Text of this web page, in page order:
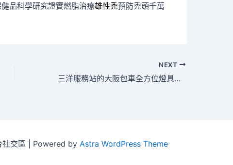
品科學研究證實燃脂治療雄性禿預防禿頭千萬
NEXT
三洋服務站的大阪包車全方位燈具批發專業澎湖自由行
交區 | Powered by Astra WordPress Theme